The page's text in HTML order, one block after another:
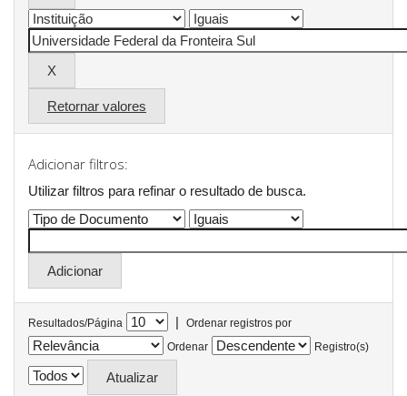
Retornar valores
Adicionar filtros:
Utilizar filtros para refinar o resultado de busca.
Resultados/Página |
Ordenar registros por
Ordenar
Registro(s)